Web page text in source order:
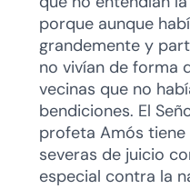
porque aunque
grandemente y
no vivían de forma
vecinas que no
bendiciones. El
profeta Amós
severas de juicio
especial contra la